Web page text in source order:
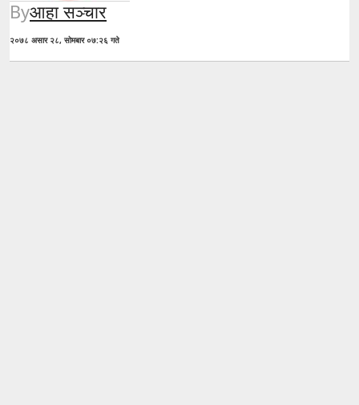
Byआहा सञ्चार
२०७८ असार २८, सोमबार ०७:२६ गते